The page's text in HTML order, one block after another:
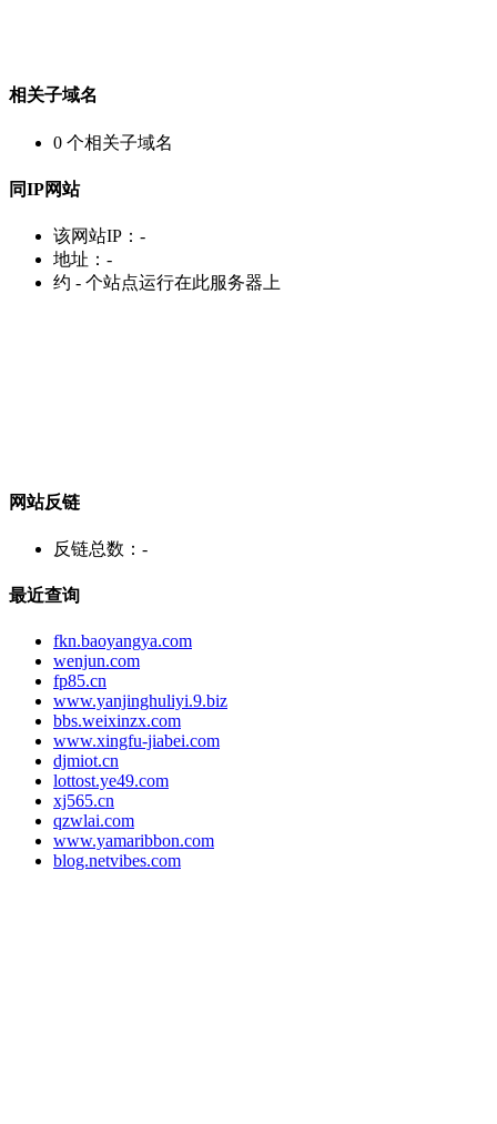
相关子域名
0 个相关子域名
同IP网站
该网站IP： -
地址： -
约 - 个站点运行在此服务器上
网站反链
反链总数： -
最近查询
fkn.baoyangya.com
wenjun.com
fp85.cn
www.yanjinghuliyi.9.biz
bbs.weixinzx.com
www.xingfu-jiabei.com
djmiot.cn
lottost.ye49.com
xj565.cn
qzwlai.com
www.yamaribbon.com
blog.netvibes.com